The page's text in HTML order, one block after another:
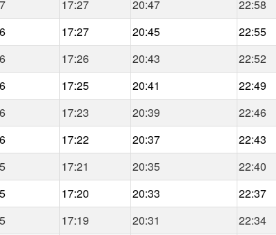
17:27 20:47
22:58
17:27 20:45
22:55
17:26 20:43
22:52
17:25 20:41
22:49
17:23 20:39
22:46
17:22 20:37
22:43
17:21 20:35
22:40
17:20 20:33
22:37
17:19 20:31
22:34